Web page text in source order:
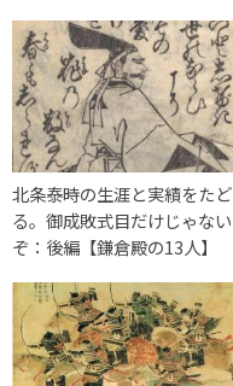
北条泰時の生涯と実績をたど
る。御成敗式目だけじゃない
ぞ：後編【鎌倉殿の13人】